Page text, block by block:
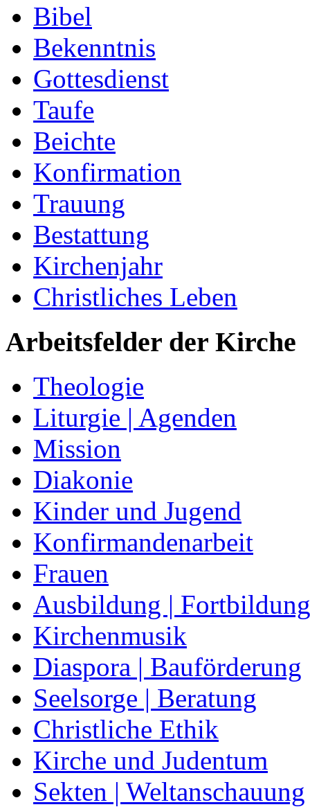
Bibel
Bekenntnis
Gottesdienst
Taufe
Beichte
Konfirmation
Trauung
Bestattung
Kirchenjahr
Christliches Leben
Arbeitsfelder der Kirche
Theologie
Liturgie | Agenden
Mission
Diakonie
Kinder und Jugend
Konfirmandenarbeit
Frauen
Ausbildung | Fortbildung
Kirchenmusik
Diaspora | Bauförderung
Seelsorge | Beratung
Christliche Ethik
Kirche und Judentum
Sekten | Weltanschauung